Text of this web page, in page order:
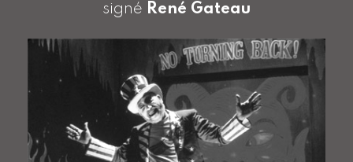
signé René Gateau